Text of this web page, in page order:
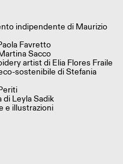
indipendente di Maurizio
Favretto
Sacco
artist di Elia Flores Fraile
sostenibile di Stefania
di Leyla Sadik
e illustrazioni